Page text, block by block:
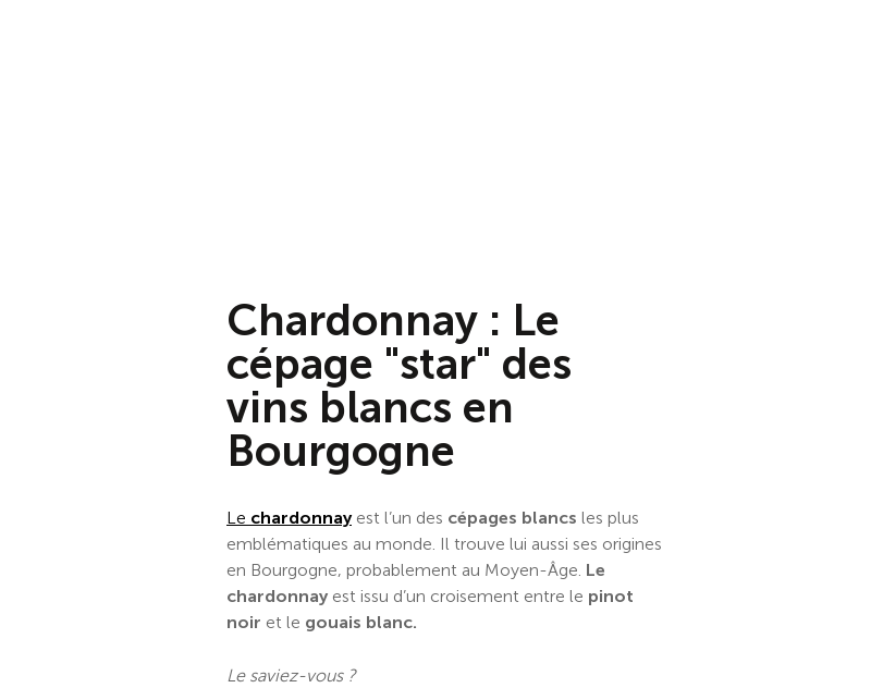
Chardonnay : Le
cépage "star" des
vins blancs en
Bourgogne
Le chardonnayest l’un des cépages blancs les plus
emblématiques au monde. Il trouve lui aussi ses origines
en Bourgogne, probablement au Moyen-Âge. Le
chardonnay est issu d’un croisement entre le pinot
noir et le gouais blanc.
Le saviez-vous ?